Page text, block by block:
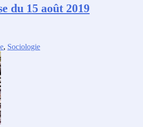
du 15 août 2019
, Sociologie